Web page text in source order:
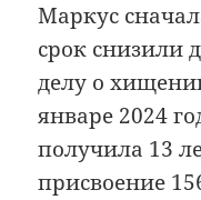
Маркус
срок снизили
делу о
январе 2024
получила 13
присвоение